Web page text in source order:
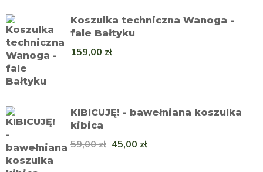
Koszulka techniczna Wanoga -
fale Bałtyku
159,00 zł
KIBICUJĘ! - bawełniana koszulka
kibica
59,00zł 45,00 zł